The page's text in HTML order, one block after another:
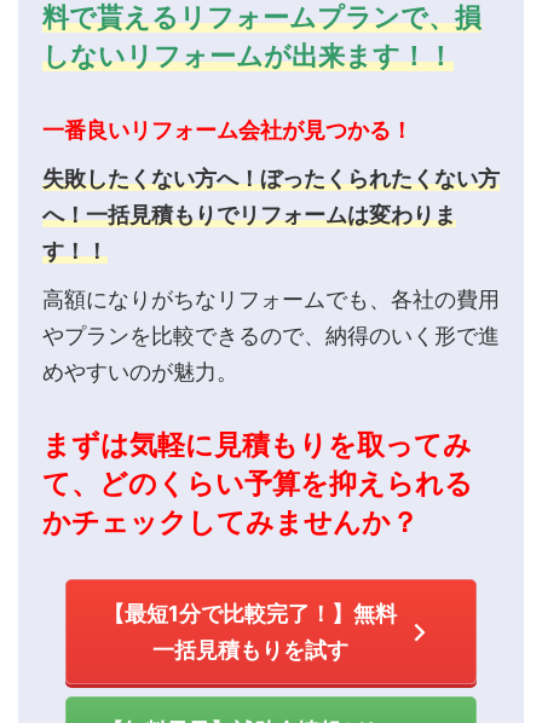
料で貰えるリフォームプランで、損
しないリフォームが出来ます！！
一番良いリフォーム会社が見つかる！
失敗したくない方へ！ぼったくられたくない方
へ！一括見積もりでリフォームは変わりま
す！！
高額になりがちなリフォームでも、各社の費用
やプランを比較できるので、納得のいく形で進
めやすいのが魅力。
まずは気軽に見積もりを取ってみ
て、どのくらい予算を抑えられる
かチェックしてみませんか？
【最短1分で比較完了！】無料
一括見積もりを試す